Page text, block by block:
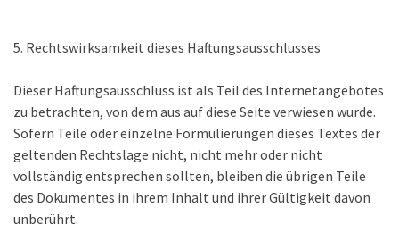
5. Rechtswirksamkeit dieses Haftungsausschlusses
Dieser Haftungsausschluss ist als Teil des Internetangebotes
zu betrachten, von dem aus auf diese Seite verwiesen wurde.
Sofern Teile oder einzelne Formulierungen dieses Textes der
geltenden Rechtslage nicht, nicht mehr oder nicht
vollständig entsprechen sollten, bleiben die übrigen Teile
des Dokumentes in ihrem Inhalt und ihrer Gültigkeit davon
unberührt.